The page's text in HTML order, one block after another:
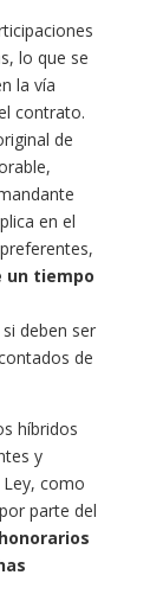
lo que se
la vía
contrato.
de
en el
un tiempo
deben ser
de
híbridos
y
como
parte del